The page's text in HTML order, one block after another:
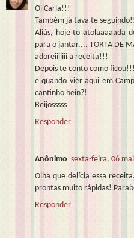
Oi Carla!!!
Também já tava te
Aliás, hoje to atolaaaaada
para o jantar.... TORTA DE
adoreiiiiiii a receita!!!
Depois te conto como
e quando vier aqui em
cantinho hein?!
Beijosssss
Responder
Anônimo sexta-feira, 06
Olha que delícia essa
prontas muito rápidas!
Responder